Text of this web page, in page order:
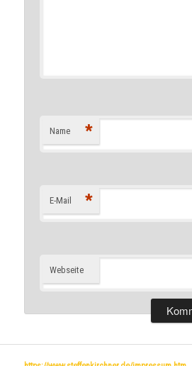
Name *
E-Mail *
Webseite